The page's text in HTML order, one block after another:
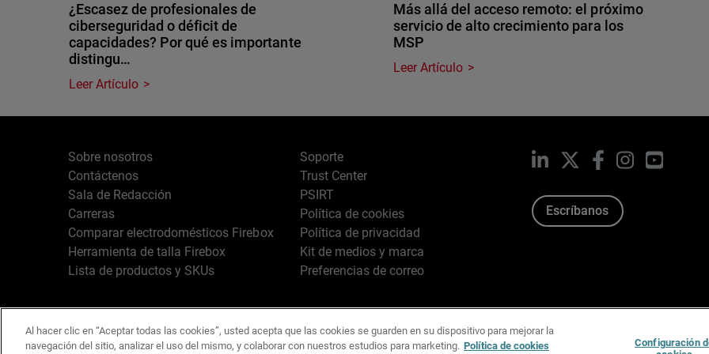
¿Escasez de profesionales de
ciberseguridad o déficit de
capacidades? Por qué es importante
distingu…
Leer Artículo
Más allá del acceso remoto: el próximo
servicio de alto crecimiento para los
MSP
Leer Artículo
Sobre nosotros
Contáctenos
Sala de Redacción
Carreras
Comparar electrodomésticos Firebox
Herramienta de talla Firebox
Lista de productos y SKUs
Soporte
Trust Center
PSIRT
Política de cookies
Política de privacidad
Kit de medios y marca
Preferencias de correo
LinkedIn Facebook
InstagramYouTube
Escríbanos
Español Copyright © 1996-2026 WatchGuard Technologies, Inc. Todos los derechos
Al hacer clic en “Aceptar todas las cookies”, usted acepta que las cookies se guarden en su dispositivo para mejorar la
navegación del sitio, analizar el uso del mismo, y colaborar con nuestros estudios para marketing. Política de cookies
Configuración